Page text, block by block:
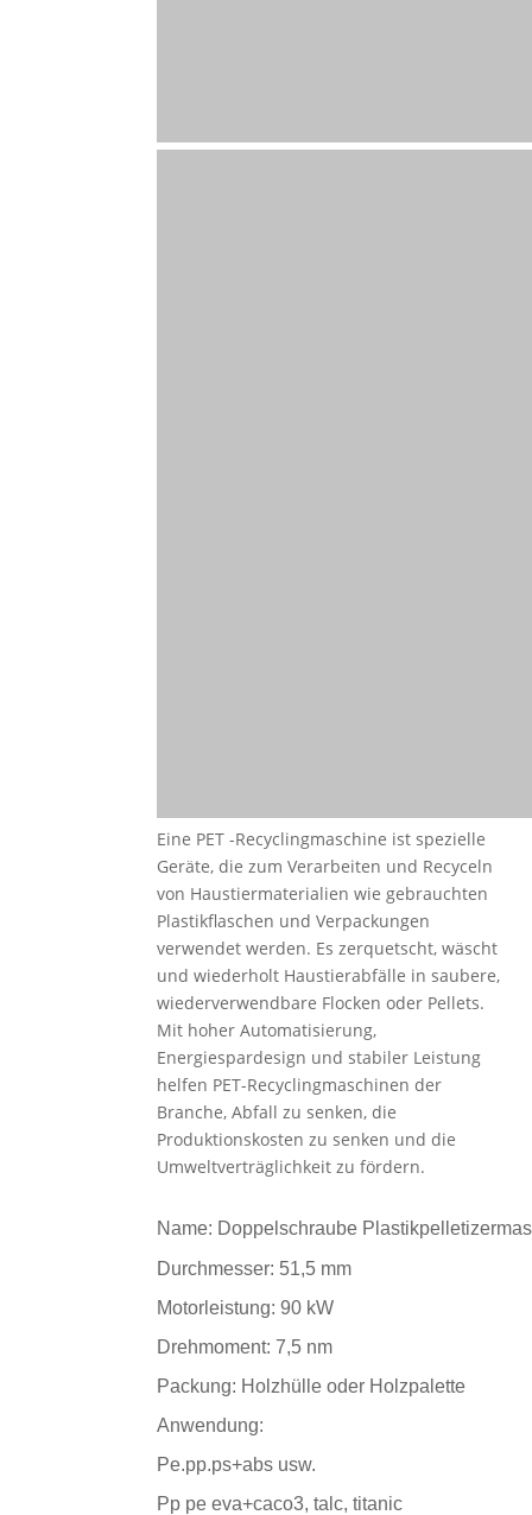
Eine PET -Recyclingmaschine ist spezielle
Geräte, die zum Verarbeiten und Recyceln
von Haustiermaterialien wie gebrauchten
Plastikflaschen und Verpackungen
verwendet werden. Es zerquetscht, wäscht
und wiederholt Haustierabfälle in saubere,
wiederverwendbare Flocken oder Pellets.
Mit hoher Automatisierung,
Energiespardesign und stabiler Leistung
helfen PET-Recyclingmaschinen der
Branche, Abfall zu senken, die
Produktionskosten zu senken und die
Umweltverträglichkeit zu fördern.
Name: Doppelschraube
Durchmesser: 51,5 mm
Motorleistung: 90 kW
Drehmoment: 7,5 nm
Packung: Holzhülle oder Holzpalette
Anwendung:
Pe.pp.ps+abs usw.
Pp pe eva+caco3, talc, titanic